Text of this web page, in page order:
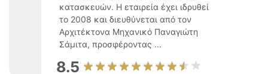
κατασκευών. Η εταιρεία έχει ιδρυθεί
το 2008 και διευθύνεται από τον
Αρχιτέκτονα Μηχανικό Παναγιώτη
Σάμιτα, προσφέροντας ...
8.5